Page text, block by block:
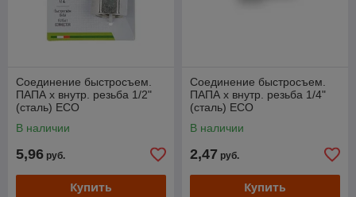
Соединение быстросъем.
ПАПА х внутр. резьба 1/2"
(сталь) ECO
В наличии
5,96 руб.
Купить
Соединение быстросъем.
ПАПА х внутр. резьба 1/4"
(сталь) ECO
В наличии
2,47 руб.
Купить